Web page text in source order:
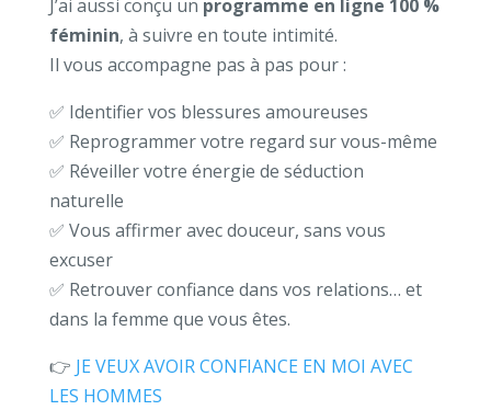
J’ai aussi conçu un programme en ligne 100 %
féminin, à suivre en toute intimité.
Il vous accompagne pas à pas pour :
✅ Identifier vos blessures amoureuses
✅ Reprogrammer votre regard sur vous-même
✅ Réveiller votre énergie de séduction
naturelle
✅ Vous affirmer avec douceur, sans vous
excuser
✅ Retrouver confiance dans vos relations… et
dans la femme que vous êtes.
👉 JE VEUX AVOIR CONFIANCE EN MOI AVEC
LES HOMMES